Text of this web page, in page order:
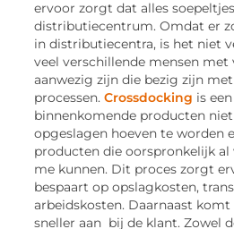
ervoor zorgt dat alles
distributiecentrum. Omdat er
in distributiecentra, is het niet
veel verschillende mensen met
aanwezig zijn die bezig zijn
processen.Crossdocking is
binnenkomende producten
opgeslagen hoeven te worden
producten die oorspronkelijk al
me kunnen. Dit proces zorgt
bespaart op opslagkosten,
arbeidskosten. Daarnaast
sneller aan bij de klant. Zowel